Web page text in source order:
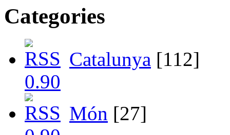
Categories
Catalunya [112]
Món [27]